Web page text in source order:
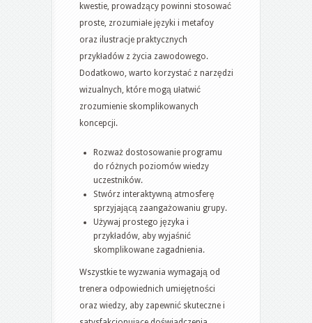
kwestie, prowadzący powinni stosować
proste, zrozumiałe języki i metafoy
oraz ilustracje praktycznych
przykładów z życia zawodowego.
Dodatkowo, warto korzystać z narzędzi
wizualnych, które mogą ułatwić
zrozumienie skomplikowanych
koncepcji.
Rozważ dostosowanie programu
do różnych poziomów wiedzy
uczestników.
Stwórz interaktywną atmosferę
sprzyjającą zaangażowaniu grupy.
Używaj prostego języka i
przykładów, aby wyjaśnić
skomplikowane zagadnienia.
Wszystkie te wyzwania wymagają od
trenera odpowiednich umiejętności
oraz wiedzy, aby zapewnić skuteczne i